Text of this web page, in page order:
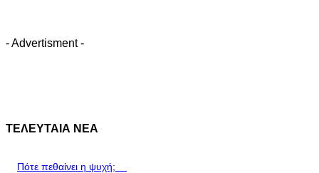
- Advertisment -
ΤΕΛΕΥΤΑΙΑ ΝΕΑ
Πότε πεθαίνει η ψυχή;